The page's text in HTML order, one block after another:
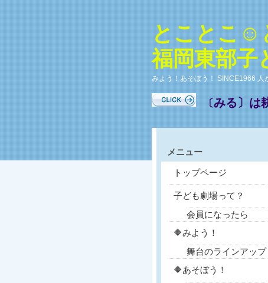
とことこ☺
福岡東部子
みよう！あそぼう！ SINCE1966
〔みる〕は
メニュー
トップページ
子ども劇場って？
会員になったら
🔶みよう！
舞台のラインアップ
🔶あそぼう！